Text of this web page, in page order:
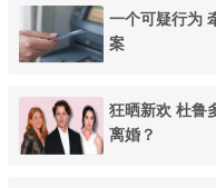
一个可疑行为
案
狂晒新欢 杜鲁
离婚？